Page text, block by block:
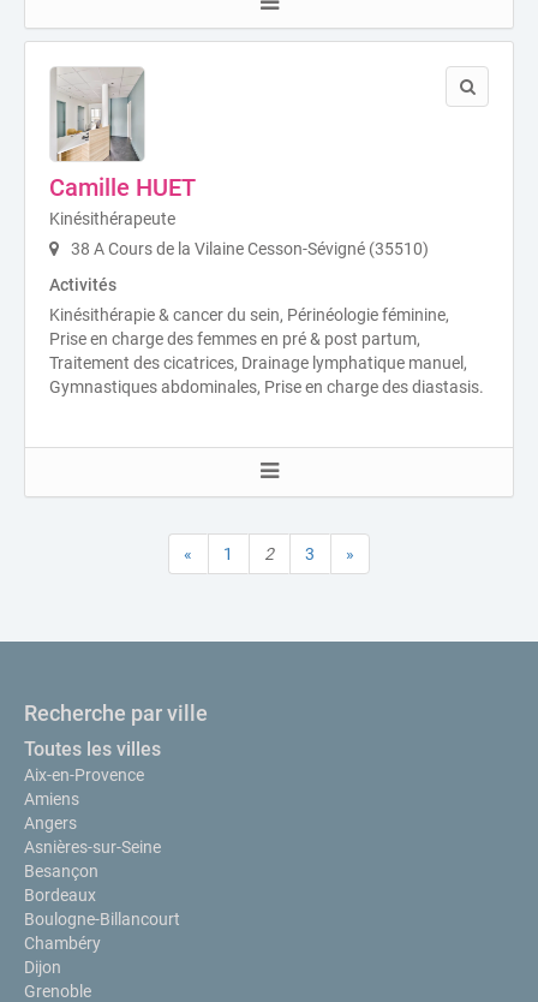
Camille HUET
Kinésithérapeute
38 A Cours de la Vilaine Cesson-Sévigné (35510)
Activités
Kinésithérapie & cancer du sein, Périnéologie féminine,
Prise en charge des femmes en pré & post partum,
Traitement des cicatrices, Drainage lymphatique manuel,
Gymnastiques abdominales, Prise en charge des diastasis.
« 1 2 3 »
Recherche par ville
Toutes les villes
Aix-en-Provence
Amiens
Angers
Asnières-sur-Seine
Besançon
Bordeaux
Boulogne-Billancourt
Chambéry
Dijon
Grenoble